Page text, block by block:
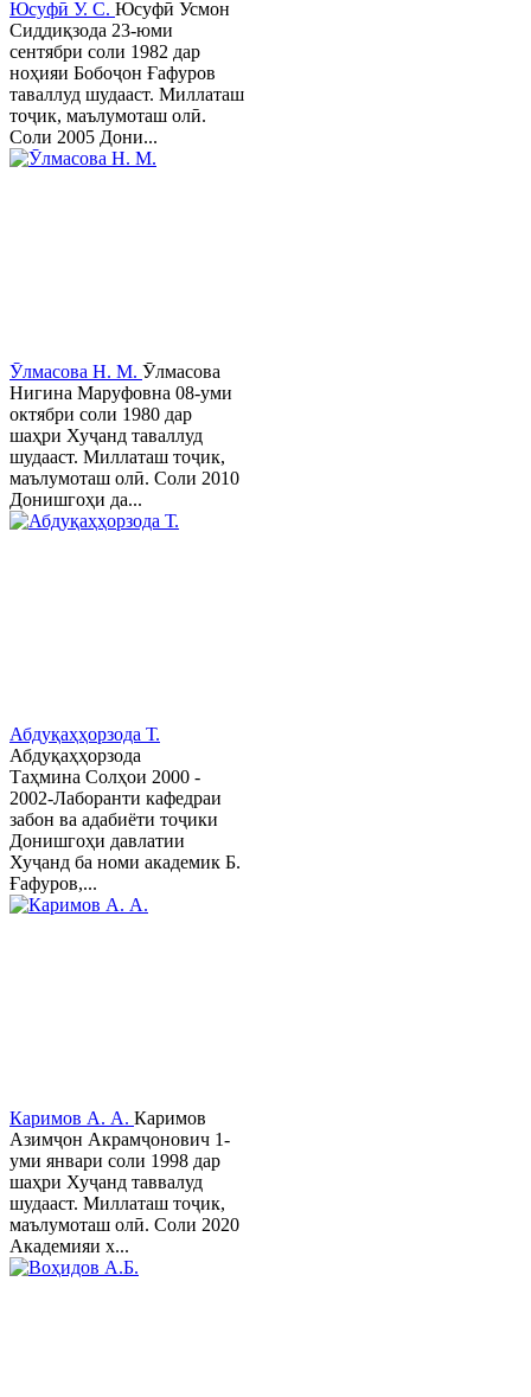
Юсуфӣ У. C. Юсуфӣ Усмон
Сиддиқзода 23-юми
сентябри соли 1982 дар
ноҳияи Бобоҷон Ғафуров
таваллуд шудааст. Миллаташ
тоҷик, маълумоташ олӣ.
Соли 2005 Дони...
Ӯлмасова Н. М. Ӯлмасова
Нигина Маруфовна 08-уми
октябри соли 1980 дар
шаҳри Хуҷанд таваллуд
шудааст. Миллаташ тоҷик,
маълумоташ олӣ. Соли 2010
Донишгоҳи да...
Абдуқаҳҳорзода Т.
Абдуқаҳҳорзода
Таҳмина Солҳои 2000 -
2002-Лаборанти кафедраи
забон ва адабиёти тоҷики
Донишгоҳи давлатии
Хуҷанд ба номи академик Б.
Ғафуров,...
Каримов А. А. Каримов
Азимҷон Акрамҷонович 1-
уми январи соли 1998 дар
шаҳри Хуҷанд таввалуд
шудааст. Миллаташ тоҷик,
маълумоташ олӣ. Соли 2020
Академияи х...